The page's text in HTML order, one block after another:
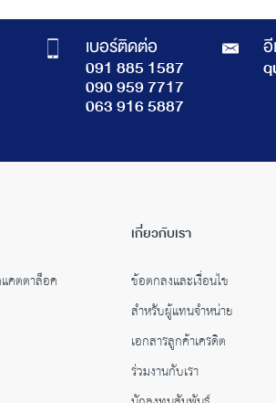
เบอร์ติดต่อ
091 885 1587
090 959 7717
063 916 5887
อี
คตตาล็อค
เกี่ยวกับเรา
ข้อตกลงและเงื่อนไข
สำหรับผู้แทนจำหน่าย
เอกสารลูกค้าเครดิต
ร่วมงานกับเรา